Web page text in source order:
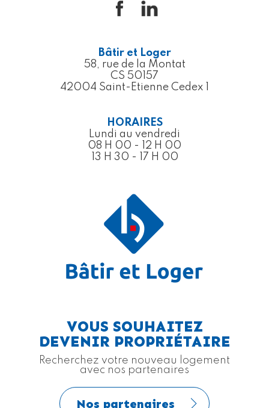
Bâtir et Loger
58, rue de la Montat
CS 50157
42004 Saint-Etienne Cedex 1
HORAIRES
Lundi au vendredi
08 H 00 - 12 H 00
13 H 30 - 17 H 00
VOUS SOUHAITEZ
DEVENIR PROPRIÉTAIRE
Recherchez votre nouveau logement
avec nos partenaires
Nos partenaires